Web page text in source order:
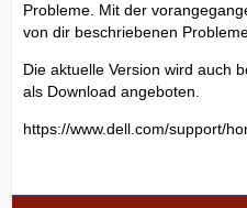
Probleme. Mit der
von dir beschriebenen
Die aktuelle Version wird auch
als Download angeboten.
https://www.dell.com/support/